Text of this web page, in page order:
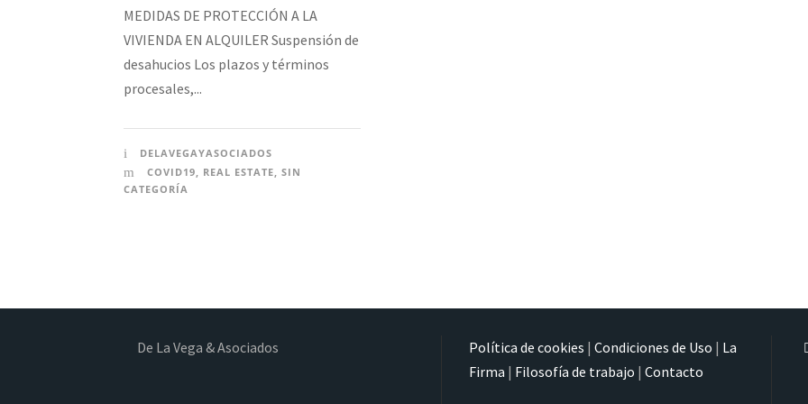
MEDIDAS DE PROTECCIÓN A LA
VIVIENDA EN ALQUILER Suspensión de
desahucios Los plazos y términos
procesales,...
DELAVEGAYASOCIADOS
COVID19, REAL ESTATE, SIN
CATEGORÍA
De La Vega & Asociados Política de cookies | Condiciones de Uso | La
Firma | Filosofía de trabajo | Contacto